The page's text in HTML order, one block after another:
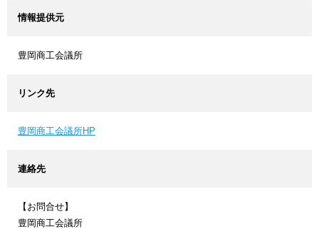
情報提供元
豊岡商工会議所
リンク先
豊岡商工会議所HP
連絡先
【お問合せ】
豊岡商工会議所